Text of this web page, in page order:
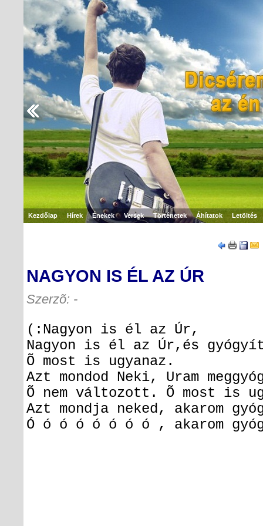
Kezdőlap Hírek Énekek Versek Történetek Áhítatok Letöltés
NAGYON IS ÉL AZ ÚR
Szerzõ: -
(:Nagyon is él az Úr,
Nagyon is él az Úr,és
Õ most is ugyanaz.
Azt mondod Neki, Uram
Õ nem változott.
Õ most is
Azt mondja neked, akarom
Ó ó ó ó ó ó ó ó , akarom